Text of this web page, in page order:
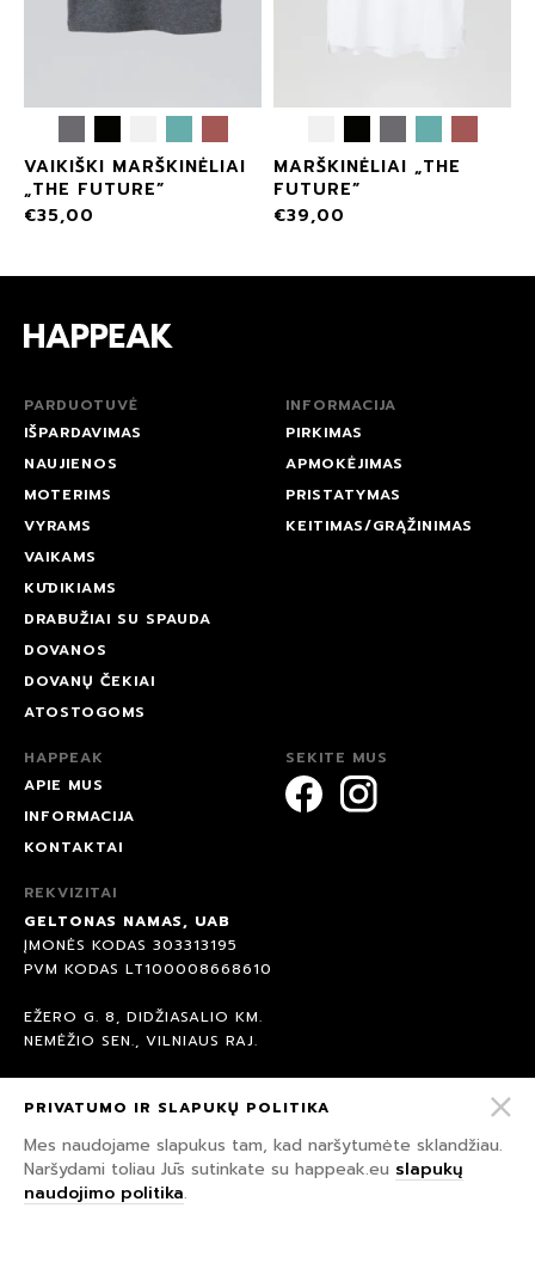
VAIKIŠKI MARŠKINĖLIAI
„THE FUTURE”
€35,00
MARŠKINĖLIAI „THE
FUTURE”
€39,00
PARDUOTUVĖ
IŠPARDAVIMAS
NAUJIENOS
MOTERIMS
VYRAMS
VAIKAMS
KŪDIKIAMS
DRABUŽIAI SU SPAUDA
DOVANOS
DOVANŲ ČEKIAI
ATOSTOGOMS
INFORMACIJA
PIRKIMAS
APMOKĖJIMAS
PRISTATYMAS
KEITIMAS/GRĄŽINIMAS
HAPPEAK
APIE MUS
INFORMACIJA
KONTAKTAI
SEKITE MUS
REKVIZITAI
GELTONAS NAMAS, UAB
ĮMONĖS KODAS 303313195
PVM KODAS LT100008668610
EŽERO G. 8, DIDŽIASALIO KM.
NEMĖŽIO SEN., VILNIAUS RAJ.
BANKO KODAS 70440
A/S: LT847044060007958891
© 2026 HAPPEAK.
PRIVATUMO IR SLAPUKŲ POLITIKA
Mes naudojame slapukus tam, kad naršytumėte sklandžiau.
Naršydami toliau Jūs sutinkate su happeak.eu slapukų
naudojimo politika.